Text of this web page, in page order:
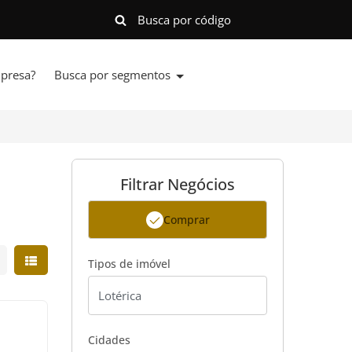
Busca por segmentos
resultados em grade
Mostrar resultados em lista
Filtrar Negócios
Comprar
Tipos de imóvel
Cidades